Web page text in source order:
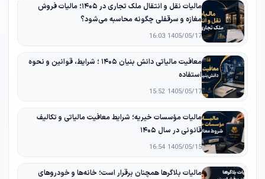
مالیات نقل و انتقال ملک تجاری در ۱۴۰۵؛ مالیات فروش
مغازه و سرقفلی چگونه محاسبه می‌شود؟
1405/05/17 16:03
معافیت مالیاتی دانش‌ بنیان ۱۴۰۵ ؛ شرایط، قوانین و نحوه
استفاده
1405/05/17 15:52
مالیات مؤسسات خیریه؛ شرایط معافیت مالیاتی و تکالیف
قانونی در سال ۱۴۰۵
1405/05/15 16:54
مالیات بلاگرها همچنان برقرار است؛ خانه‌ها و خودروهای